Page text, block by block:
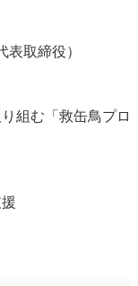
取締役）
組む「救缶鳥プロ